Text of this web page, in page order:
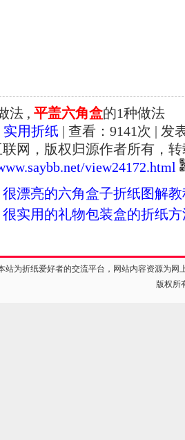
法 , 平盖六角盒的1种做法
实用折纸 | 查看： 9141次 | 发
网，版权归源作者所有，
view24172.html
很漂亮的六角盒子折纸图解教
很实用的礼物包装盒的折纸
站为折纸爱好者的交流平台，网站内容资源为
版权所